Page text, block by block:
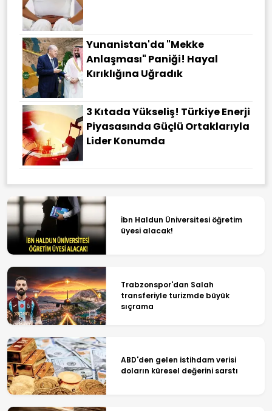
Yunanistan'da "Mekke
Anlaşması" Paniği! Hayal
Kırıklığına Uğradık
3 Kıtada Yükseliş! Türkiye Enerji
Piyasasında Güçlü Ortaklarıyla
Lider Konumda
İbn Haldun Üniversitesi öğretim
üyesi alacak!
Trabzonspor'dan Salah
transferiyle turizmde büyük
sıçrama
ABD'den gelen istihdam verisi
doların küresel değerini sarstı